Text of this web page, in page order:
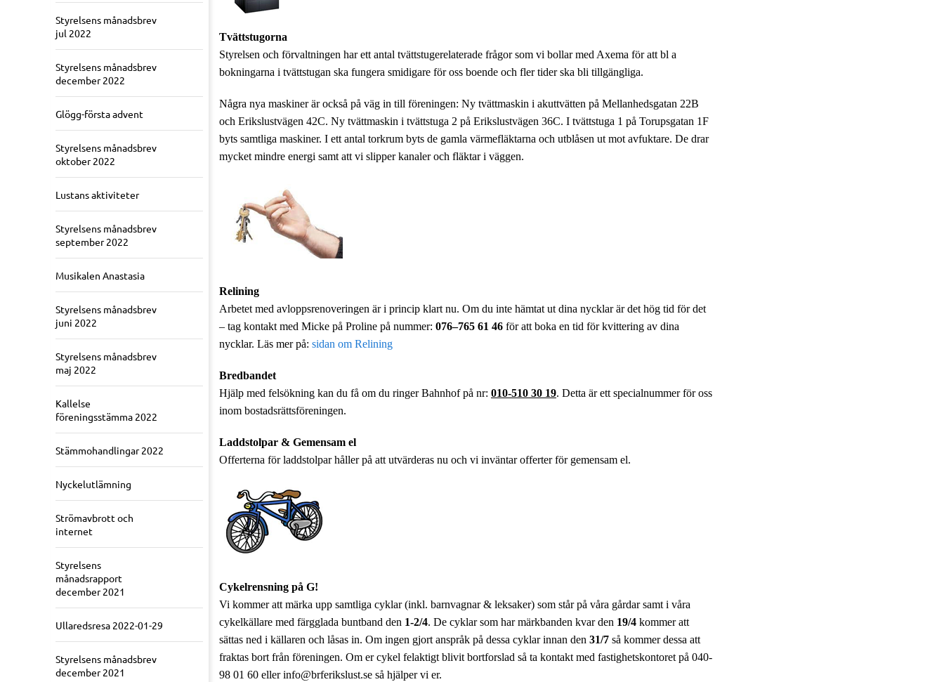
Styrelsens månadsbrev
jul 2022
Styrelsens månadsbrev
december 2022
Glögg-första advent
Styrelsens månadsbrev
oktober 2022
Lustans aktiviteter
Styrelsens månadsbrev
september 2022
Musikalen Anastasia
Styrelsens månadsbrev
juni 2022
Styrelsens månadsbrev
maj 2022
Kallelse
föreningsstämma 2022
Stämmohandlingar 2022
Nyckelutlämning
Strömavbrott och
internet
Styrelsens
månadsrapport
december 2021
Ullaredsresa 2022-01-29
Styrelsens månadsbrev
december 2021
Tvättstugorna
Styrelsen och förvaltningen har ett antal tvättstugerelaterade frågor som vi bollar med Axema för att bl a
bokningarna i tvättstugan ska fungera smidigare för oss boende och fler tider ska bli tillgängliga.
Några nya maskiner är också på väg in till föreningen: Ny tvättmaskin i akuttvätten på Mellanhedsgatan 22B
och Erikslustvägen 42C. Ny tvättmaskin i tvättstuga 2 på Erikslustvägen 36C. I tvättstuga 1 på Torupsgatan 1F
byts samtliga maskiner. I ett antal torkrum byts de gamla värmefläktarna och utblåsen ut mot avfuktare. De drar
mycket mindre energi samt att vi slipper kanaler och fläktar i väggen.
Relining
Arbetet med avloppsrenoveringen är i princip klart nu. Om du inte hämtat ut dina nycklar är det hög tid för det
– tag kontakt med Micke på Proline på nummer: 076–765 61 46 för att boka en tid för kvittering av dina
nycklar. Läs mer på: sidan om Relining
Bredbandet
Hjälp med felsökning kan du få om du ringer Bahnhof på nr: 010-510 30 19. Detta är ett specialnummer för oss
inom bostadsrättsföreningen.
Laddstolpar & Gemensam el
Offerterna för laddstolpar håller på att utvärderas nu och vi inväntar offerter för gemensam el.
Cykelrensning på G!
Vi kommer att märka upp samtliga cyklar (inkl. barnvagnar & leksaker) som står på våra gårdar samt i våra
cykelkällare med färgglada buntband den 1-2/4. De cyklar som har märkbanden kvar den 19/4 kommer att
sättas ned i källaren och låsas in. Om ingen gjort anspråk på dessa cyklar innan den 31/7 så kommer dessa att
fraktas bort från föreningen. Om er cykel felaktigt blivit bortforslad så ta kontakt med fastighetskontoret på 040-
98 01 60 eller info@brferikslust.se så hjälper vi er.